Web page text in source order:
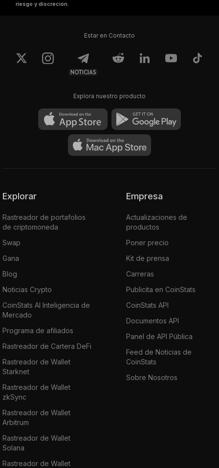
riesgo y discreción.
Estar en Contacto
NOTICIAS
Explora nuestro producto
Explorar
Rastreador de portafolios
de criptomoneda
Swap
Gana
Blog
Noticias Crypto
CoinStats AI Inteligencia de
Mercado
Programa de afiliados
Rastreador de Cartera DeFi
Rastreador de Wallet
Starknet
Rastreador de Wallet
zkSync
Rastreador de Wallet
Arbitrum
Rastreador de Wallet
Solana
Rastreador de Wallet
Empresa
Actualizaciones de
productos
Poner precio
Kit de prensa
Carreras
Publicita en CoinStats
CoinStats API
Documentos API
Panel de API Pública
Feed de Noticias de
CoinStats
Sobre Nosotros